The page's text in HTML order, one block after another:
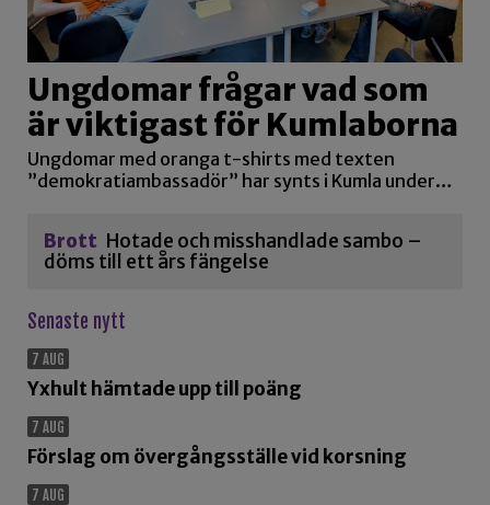
Ungdomar frågar vad som
är viktigast för Kumlaborna
Ungdomar med oranga t-shirts med texten
”demokratiambassadör” har synts i Kumla under…
Brott Hotade och misshandlade sambo –
döms till ett års fängelse
Senaste nytt
7 AUG
Yxhult hämtade upp till poäng
7 AUG
Förslag om övergångsställe vid korsning
7 AUG